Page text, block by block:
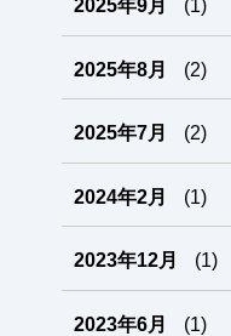
2025年9月 (1)
2025年8月 (2)
2025年7月 (2)
2024年2月 (1)
2023年12月 (1)
2023年6月 (1)